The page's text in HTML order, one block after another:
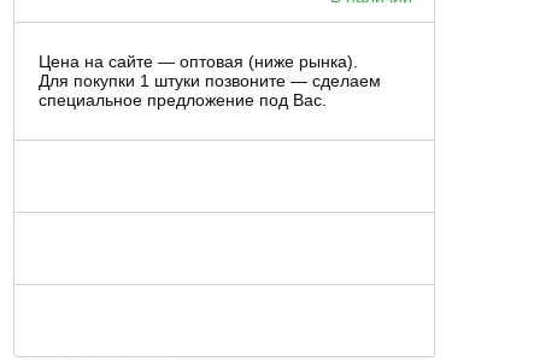
Цена на сайте — оптовая (ниже рынка).
Для покупки 1 штуки позвоните — сделаем
специальное предложение под Вас.